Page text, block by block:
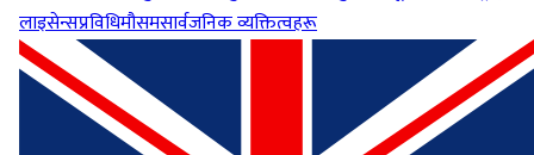
लाइसेन्सप्रविधिमौसमसार्वजनिक व्यक्तित्वहरू